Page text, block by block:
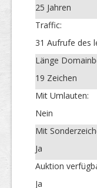
25 Jahren
Traffic:
31 Aufrufe des
Länge
19 Zeichen
Mit Umlauten:
Nein
Mit
Ja
Auktion
Ja